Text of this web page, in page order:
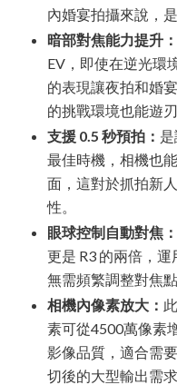
內婚宴拍攝來說，
暗部對焦能力提升：
EV，即使在逆光環
的表現讓夜拍和婚
的挑戰環境也能遊刃
支援 0.5 秒預拍：
最佳時機，相機也
面，這對於抓拍新
性。
眼球控制自動對焦：
更是 R3 的兩倍，
無需頻繁調整對焦
相機內像素放大：
素可從4500萬像素
影像品質，適合需
切後的大型輸出需